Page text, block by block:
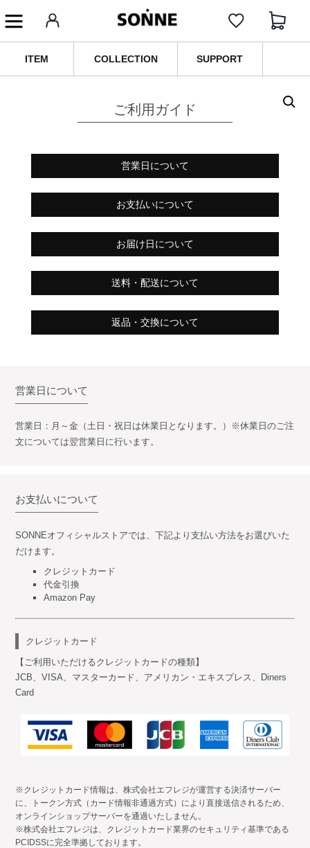
ITEM COLLECTION SUPPORT
ご利用ガイド
営業日について
お支払いについて
お届け日について
送料・配送について
返品・交換について
営業日について
営業日：月～金（土日・祝日は休業日となります。）※休業日のご注
文については翌営業日に行います。
お支払いについて
SONNEオフィシャルストアでは、下記より支払い方法をお選びいた
だけます。
クレジットカード
代金引換
Amazon Pay
クレジットカード
【ご利用いただけるクレジットカードの種類】
JCB、VISA、マスターカード、アメリカン・エキスプレス、Diners
Card
※クレジットカード情報は、株式会社エフレジが運営する決済サーバー
に、トークン方式（カード情報非通過方式）により直接送信されるため、
オンラインショップサーバーを通過いたしません。
※株式会社エフレジは、クレジットカード業界のセキュリティ基準である
PCIDSSに完全準拠しております。